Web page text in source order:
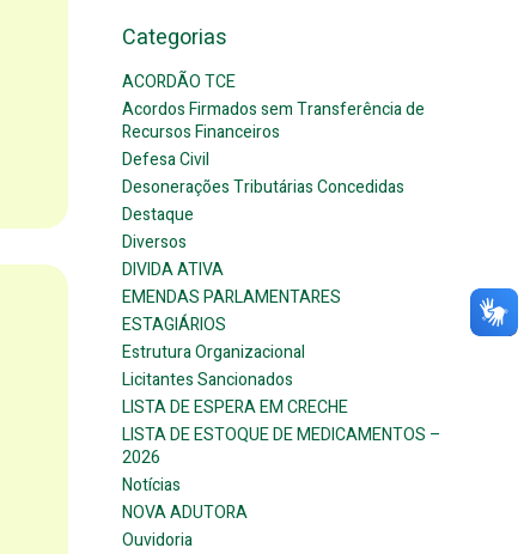
Categorias
ACORDÃO TCE
Acordos Firmados sem Transferência de
Recursos Financeiros
Defesa Civil
Desonerações Tributárias Concedidas
Destaque
Diversos
DIVIDA ATIVA
EMENDAS PARLAMENTARES
ESTAGIÁRIOS
Estrutura Organizacional
Licitantes Sancionados
LISTA DE ESPERA EM CRECHE
LISTA DE ESTOQUE DE MEDICAMENTOS –
2026
Notícias
NOVA ADUTORA
Ouvidoria